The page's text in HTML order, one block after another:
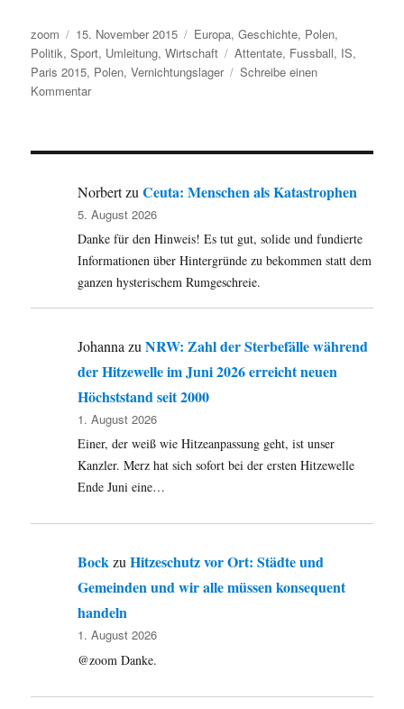
Autor
zoom
Veröffentlicht
am
15. November 2015 Kategorien
Europa,Geschichte, Polen,
Politik,Sport, Umleitung,Wirtschaft Schlagwörter
Attentate, Fussball, IS,
Paris 2015, Polen,Vernichtungslager
Schreibe einen
Kommentarzu
Polen,
sowie
in
Wirtschaft
und
Profifußball.
NorbertzuCeuta: Menschen als Katastrophen
5. August 2026
Danke für den Hinweis! Es tut gut, solide und fundierte
Informationen über Hintergründe zu bekommen statt dem
ganzen hysterischem Rumgeschreie.
JohannazuNRW: Zahl der Sterbefälle während
der Hitzewelle im Juni 2026 erreicht neuen
Höchststand seit 2000
1. August 2026
Einer, der weiß wie Hitzeanpassung geht, ist unser
Kanzler. Merz hat sich sofort bei der ersten Hitzewelle
Ende Juni eine…
BockzuHitzeschutz vor Ort: Städte und
Gemeinden und wir alle müssen konsequent
handeln
1. August 2026
@zoom Danke.